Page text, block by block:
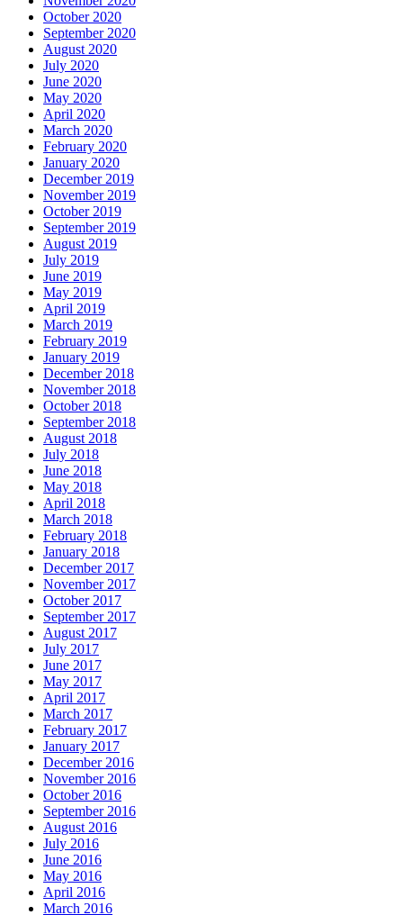
October 2020
September 2020
August 2020
July 2020
June 2020
May 2020
April 2020
March 2020
February 2020
January 2020
December 2019
November 2019
October 2019
September 2019
August 2019
July 2019
June 2019
May 2019
April 2019
March 2019
February 2019
January 2019
December 2018
November 2018
October 2018
September 2018
August 2018
July 2018
June 2018
May 2018
April 2018
March 2018
February 2018
January 2018
December 2017
November 2017
October 2017
September 2017
August 2017
July 2017
June 2017
May 2017
April 2017
March 2017
February 2017
January 2017
December 2016
November 2016
October 2016
September 2016
August 2016
July 2016
June 2016
May 2016
April 2016
March 2016